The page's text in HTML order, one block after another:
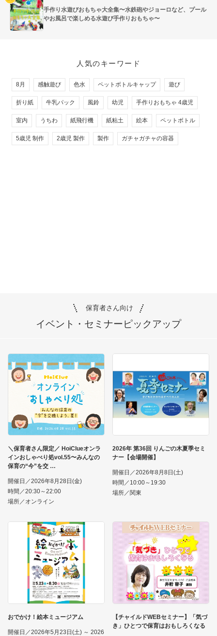
手作り水遊びおもちゃ大全集〜水鉄砲やジョーロなど、プール
やお風呂で楽しめる水遊び手作りおもちゃ〜
人気のキーワード
8月 感触遊び 色水 ペットボトルキャップ 遊び
折り紙 牛乳パック 風鈴 幼児 手作りおもちゃ 4歳児
室内 うちわ 紙飛行機 紙粘土 絵本 ペットボトル
5歳児 制作 2歳児 製作 製作 ガチャガチャの容器
保育者さん向け
イベント・セミナーピックアップ
＼保育者さん限定／ HoiClueオンラ
インおしゃべり処vol.55〜みんなの
保育の“今”を交
開催日／2026年8月28日(金)
時間／20:30～22:00
場所／オンライン
2026年 第36回 りんごの木夏季セミ
ナー【会場開催】
開催日／2026年8月8日(土)
時間／10:00～19:30
場所／関東
おでかけ！絵本ミュージアム
開催日／2026年5月23日(土) ～ 2026
【チャイルドWEBセミナー】「気づ
き」ひとつで保育はおもしろくなる